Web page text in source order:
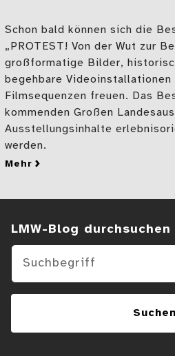
Schon bald können sich die
„PROTEST! Von der Wut zur
großformatige Bilder,
begehbare Videoinstallationen
Filmsequenzen freuen. Das
kommenden Großen
Ausstellungsinhalte
werden.
mehr
Suchen im Blog
LMW-Blog durchsuchen
Suchen